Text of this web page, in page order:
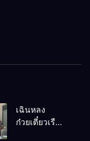
เฉินหลง
ก๋วยเตี๋ยวเรือ